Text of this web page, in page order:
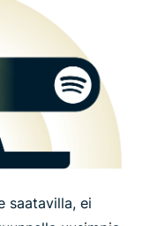
saatavilla, ei